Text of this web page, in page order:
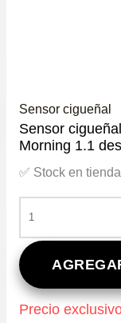
Sensor cigueñal
Sensor
Morning 1.1
✅ Stock en tienda
CIGUEÑAL
PARA
HYUNDAI
I10
1.1
Precio